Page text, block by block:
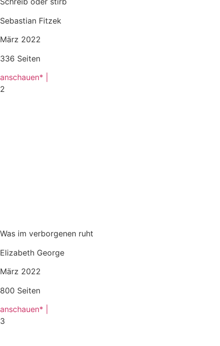
Sebastian Fitzek
März 2022
336 Seiten
anschauen* |
2
Was im verborgenen ruht
Elizabeth George
März 2022
800 Seiten
anschauen* |
3